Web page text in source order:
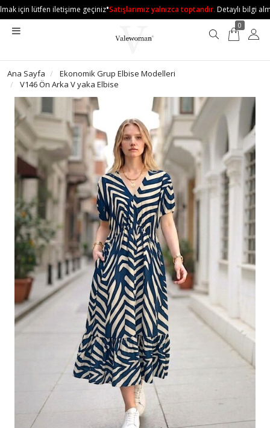
için lütfen iletişime geçiniz•Satışlarımız yalnızca toptandır.Detaylı bilgi
0
Ana Sayfa
Ekonomik Grup Elbise Modelleri
V146 Ön Arka V yaka Elbise